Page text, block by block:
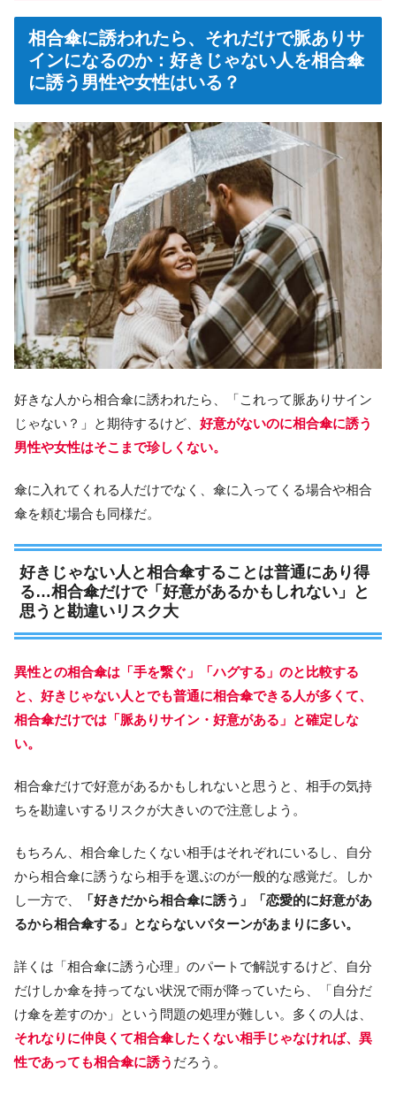
相合傘に誘われたら、それだけで脈ありサ
インになるのか：好きじゃない人を相合傘
に誘う男性や女性はいる？
好きな人から相合傘に誘われたら、「これって脈ありサイン
じゃない？」と期待するけど、 好意がないのに相合傘に誘う
男性や女性はそこまで珍しくない。
傘に入れてくれる人だけでなく、傘に入ってくる場合や相合
傘を頼む場合も同様だ。
好きじゃない人と相合傘することは普通にあり得
る…相合傘だけで「好意があるかもしれない」と
思うと勘違いリスク大
異性との相合傘は「手を繋ぐ」「ハグする」のと比較する
と、好きじゃない人とでも普通に相合傘できる人が多くて、
相合傘だけでは「脈ありサイン・好意がある」と確定しな
い。
相合傘だけで好意があるかもしれないと思うと、相手の気持
ちを勘違いするリスクが大きいので注意しよう。
もちろん、相合傘したくない相手はそれぞれにいるし、自分
から相合傘に誘うなら相手を選ぶのが一般的な感覚だ。しか
し一方で、
「好きだから相合傘に誘う」「恋愛的に好意があ
るから相合傘する」とならないパターンがあまりに多い。
詳くは「相合傘に誘う心理」のパートで解説するけど、自分
だけしか傘を持ってない状況で雨が降っていたら、「自分だ
け傘を差すのか」という問題の処理が難しい。多くの人は、
それなりに仲良くて相合傘したくない相手じゃなければ、異
性であっても相合傘に誘う だろう。